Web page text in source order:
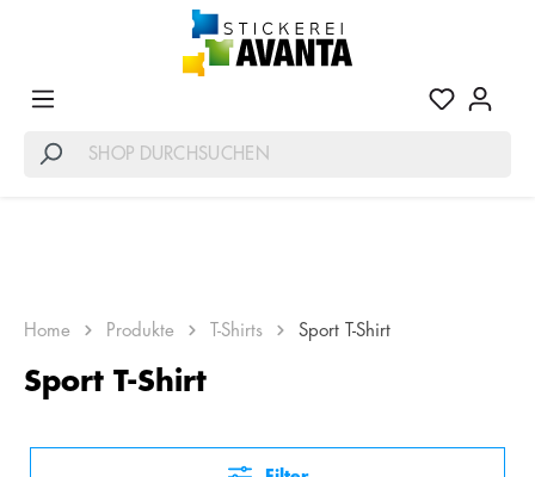
Home Produkte T-Shirts Sport T-Shirt
Sport T-Shirt